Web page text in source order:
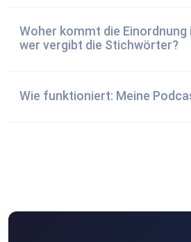
Woher kommt die Einordnung
wer vergibt die Stichwörter?
Wie funktioniert: Meine